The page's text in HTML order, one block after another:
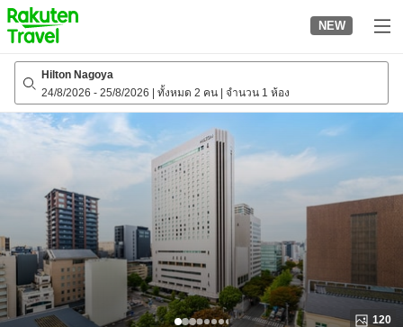
to
top
page
NEW
Hilton Nagoya
24/8/2026 - 25/8/2026 ทั้งหมด 2 คน จำนวน 1 ห้อง
120